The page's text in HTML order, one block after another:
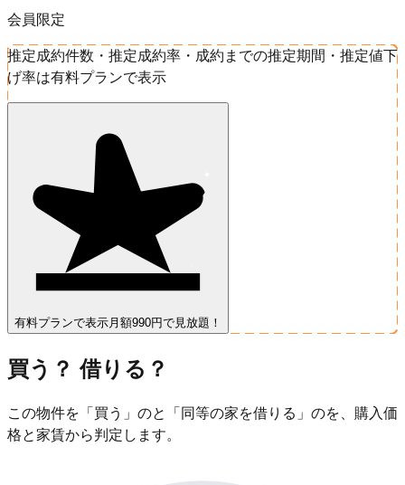
会員限定
推定成約件数・推定成約率・成約までの推定期間・推定値下
げ率は有料プランで表示
有料プランで表示 月額990円で見放題！
買う？ 借りる？
この物件を「買う」のと「同等の家を借りる」のを、購入価
格と家賃から判定します。